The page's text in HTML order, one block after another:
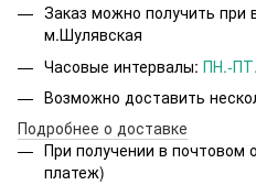
Заказ можно получить при
м.Шулявская
Часовые интервалы: ПН.-
Возможно доставить
Подробнее о доставке
При получении в почтовом
платеж)